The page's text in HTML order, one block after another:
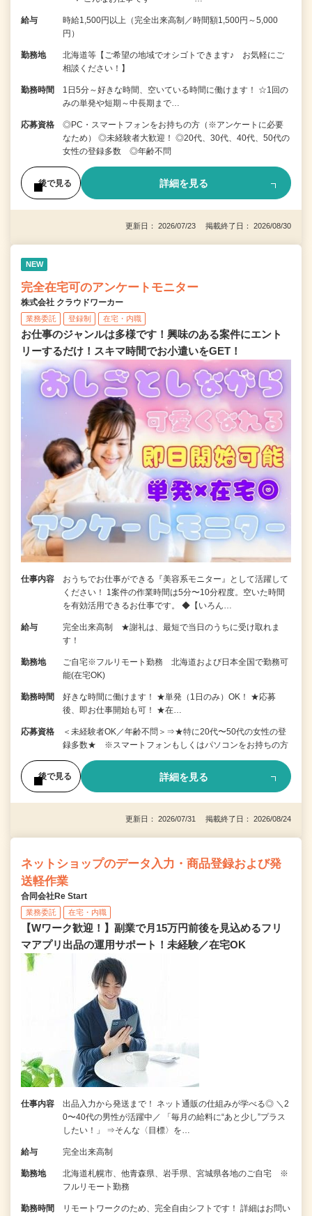
給与
時給1,500円以上（完全出来高制／時間額1,500円～5,000
円）
勤務地
北海道等【ご希望の地域でオシゴトできます♪ お気軽にご
相談ください！】
勤務時間
1日5分～好きな時間、空いている時間に働けます！ ☆1回の
みの単発や短期～中長期まで…
応募資格
◎PC・スマートフォンをお持ちの方（※アンケートに必要
なため） ◎未経験者大歓迎！ ◎20代、30代、40代、50代の
女性の登録多数 ◎年齢不問
後で見る 詳細を見る
更新日： 2026/07/23 掲載終了日： 2026/08/30
NEW
完全在宅可のアンケートモニター
株式会社 クラウドワーカー
業務委託 登録制 在宅・内職
お仕事のジャンルは多様です！興味のある案件にエント
リーするだけ！スキマ時間でお小遣いをGET！
仕事内容
おうちでお仕事ができる『美容系モニター』として活躍して
ください！ 1案件の作業時間は5分〜10分程度。空いた時間
を有効活用できるお仕事です。 ◆【いろん…
給与
完全出来高制 ★謝礼は、最短で当日のうちに受け取れま
す！
勤務地
ご自宅※フルリモート勤務 北海道および日本全国で勤務可
能(在宅OK)
勤務時間
好きな時間に働けます！ ★単発（1日のみ）OK！ ★応募
後、即お仕事開始も可！ ★在…
応募資格
＜未経験者OK／年齢不問＞⇒★特に20代〜50代の女性の登
録多数★ ※スマートフォンもしくはパソコンをお持ちの方
後で見る 詳細を見る
更新日： 2026/07/31 掲載終了日： 2026/08/24
ネットショップのデータ入力・商品登録および発
送軽作業
合同会社Re Start
業務委託 在宅・内職
【Wワーク歓迎！】副業で月15万円前後を見込めるフリ
マアプリ出品の運用サポート！未経験／在宅OK
仕事内容
出品入力から発送まで！ ネット通販の仕組みが学べる◎ ＼2
0〜40代の男性が活躍中／ 「毎月の給料に“あと少し”プラス
したい！」 ⇒そんな〈目標〉を…
給与 完全出来高制
勤務地
北海道札幌市、他青森県、岩手県、宮城県各地のご自宅 ※
フルリモート勤務
勤務時間
リモートワークのため、完全自由シフトです！ 詳細はお問い